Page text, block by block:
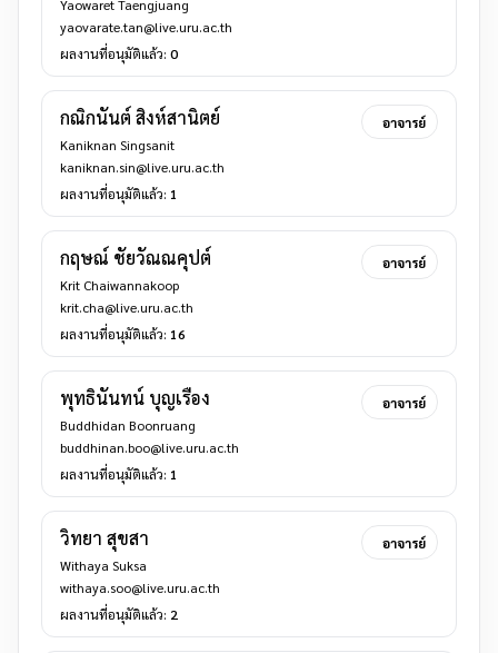
Yaowaret Taengjuang
yaovarate.tan@live.uru.ac.th
ผลงานที่อนุมัติแล้ว: 0
กณิกนันต์ สิงห์สานิตย์
Kaniknan Singsanit
kaniknan.sin@live.uru.ac.th
ผลงานที่อนุมัติแล้ว: 1
อาจารย์
กฤษณ์ ชัยวัณณคุปต์
Krit Chaiwannakoop
krit.cha@live.uru.ac.th
ผลงานที่อนุมัติแล้ว: 16
อาจารย์
พุทธินันทน์ บุญเรือง
Buddhidan Boonruang
buddhinan.boo@live.uru.ac.th
ผลงานที่อนุมัติแล้ว: 1
อาจารย์
วิทยา สุขสา
Withaya Suksa
withaya.soo@live.uru.ac.th
ผลงานที่อนุมัติแล้ว: 2
อาจารย์